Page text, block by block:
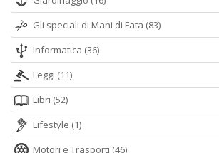
Gli speciali di Mani di Fata (83)
Informatica (36)
Leggi (11)
Libri (52)
Lifestyle (1)
Motori e Trasporti (46)